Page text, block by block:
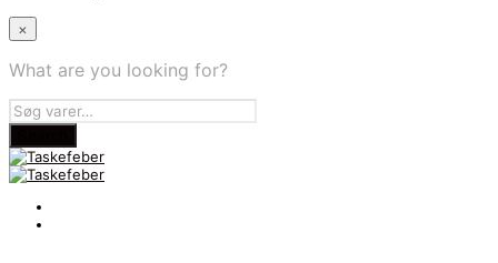
×
What are you looking for?